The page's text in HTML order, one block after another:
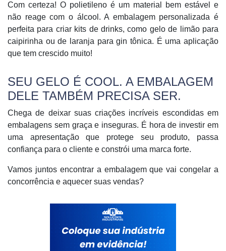
Com certeza! O polietileno é um material bem estável e
não reage com o álcool. A embalagem personalizada é
perfeita para criar kits de drinks, como gelo de limão para
caipirinha ou de laranja para gin tônica. É uma aplicação
que tem crescido muito!
SEU GELO É COOL. A EMBALAGEM
DELE TAMBÉM PRECISA SER.
Chega de deixar suas criações incríveis escondidas em
embalagens sem graça e inseguras. É hora de investir em
uma apresentação que protege seu produto, passa
confiança para o cliente e constrói uma marca forte.
Vamos juntos encontrar a embalagem que vai congelar a
concorrência e aquecer suas vendas?